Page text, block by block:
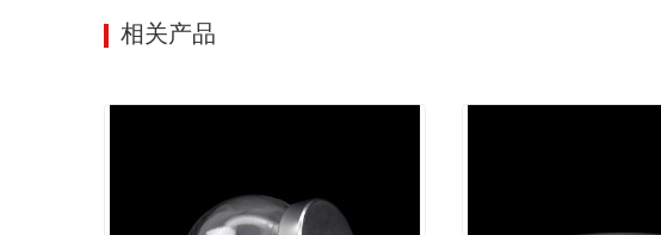
相关产品